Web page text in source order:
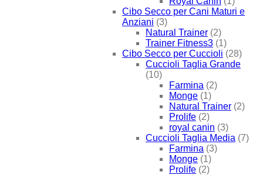
Cibo Secco per Cani Maturi e
Anziani (3)
Natural Trainer (2)
Trainer Fitness3 (1)
Cibo Secco per Cuccioli (28)
Cuccioli Taglia Grande
(10)
Farmina (2)
Monge (1)
Natural Trainer (2)
Prolife (2)
royal canin (3)
Cuccioli Taglia Media (7)
Farmina (3)
Monge (1)
Prolife (2)